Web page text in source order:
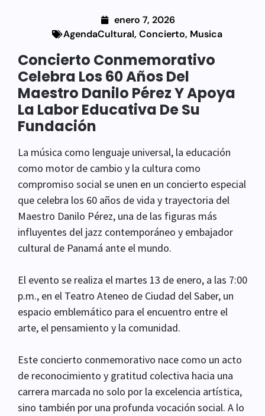
enero 7, 2026
AgendaCultural, Concierto, Musica
Concierto Conmemorativo
Celebra Los 60 Años Del
Maestro Danilo Pérez Y Apoya
La Labor Educativa De Su
Fundación
La música como lenguaje universal, la educación
como motor de cambio y la cultura como
compromiso social se unen en un concierto especial
que celebra los 60 años de vida y trayectoria del
Maestro Danilo Pérez, una de las figuras más
influyentes del jazz contemporáneo y embajador
cultural de Panamá ante el mundo.
El evento se realiza el martes 13 de enero, a las 7:00
p.m., en el Teatro Ateneo de Ciudad del Saber, un
espacio emblemático para el encuentro entre el
arte, el pensamiento y la comunidad.
Este concierto conmemorativo nace como un acto
de reconocimiento y gratitud colectiva hacia una
carrera marcada no solo por la excelencia artística,
sino también por una profunda vocación social. A lo